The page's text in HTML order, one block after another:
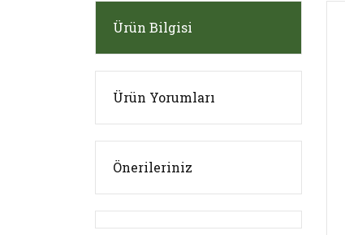
Ürün Bilgisi
Ürün Yorumları
Önerileriniz